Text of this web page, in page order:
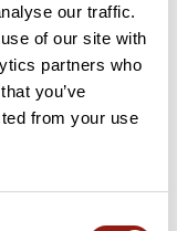
our traffic.
of our site with
partners who
you’ve
from your use
m